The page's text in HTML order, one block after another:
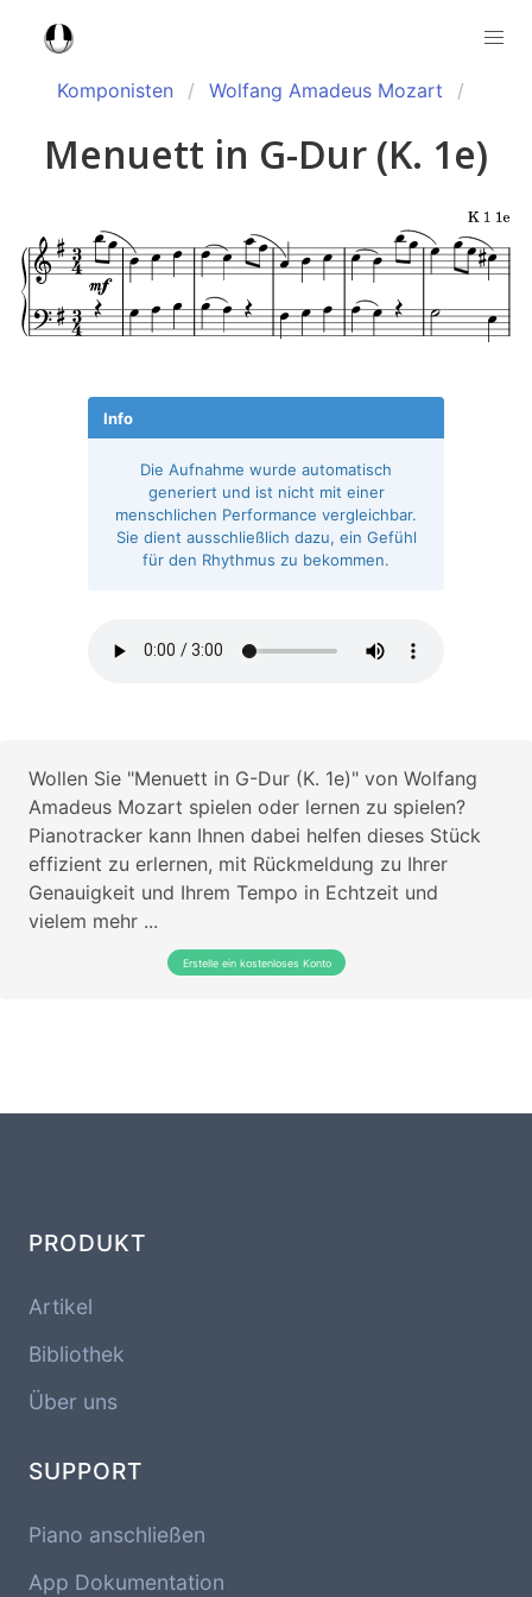
Komponisten Wolfang Amadeus Mozart
Menuett in G-Dur (K. 1e)
Info
Die Aufnahme wurde automatisch
generiert und ist nicht mit einer
menschlichen Performance vergleichbar.
Sie dient ausschließlich dazu, ein Gefühl
für den Rhythmus zu bekommen.
Wollen Sie "Menuett in G-Dur (K. 1e)" von Wolfang
Amadeus Mozart spielen oder lernen zu spielen?
Pianotracker kann Ihnen dabei helfen dieses Stück
effizient zu erlernen, mit Rückmeldung zu Ihrer
Genauigkeit und Ihrem Tempo in Echtzeit und
vielem mehr ...
Erstelle ein kostenloses Konto
PRODUKT
Artikel
Bibliothek
Über uns
SUPPORT
Piano anschließen
App Dokumentation